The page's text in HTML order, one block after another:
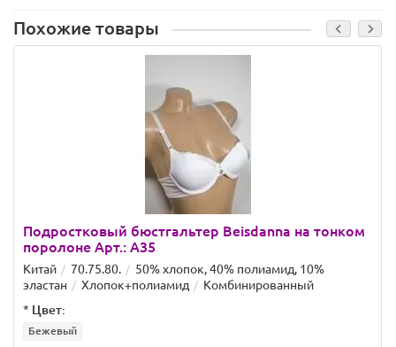
Похожие товары
Подростковый бюстгальтер Beisdanna на тонком
поролоне Арт.: A35
Китай 70.75.80.
50% хлопок, 40% полиамид, 10%
эластан
Хлопок+полиамид
Комбинированный
* Цвет:
Бежевый